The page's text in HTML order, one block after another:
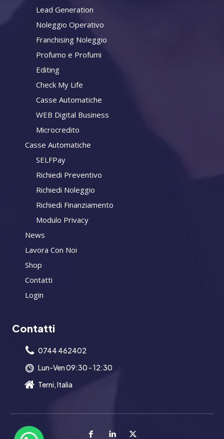
Lead Generation
Noleggio Operativo
Franchising Noleggio
Profumo e Profumi
Editing
Check My Life
Casse Automatiche
WEB Digital Business
Microcredito
Casse Automatiche
SELFPay
Richiedi Preventivo
Richiedi Noleggio
Richiedi Finanziamento
Modulo Privacy
News
Lavora Con Noi
Shop
Contatti
Login
Contatti
0744 462402
Lun-Ven 09:30 - 12:30
Terni, Italia